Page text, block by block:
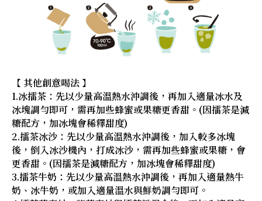
【 其他創意喝法 】
1.冰擂茶：先以少量高溫熱水沖調後，再加入適量冰水及
冰塊調勻即可，需再加些蜂蜜或果糖更香甜。(因擂茶是減
糖配方，加冰塊會稀釋甜度)
2.擂茶冰沙：先以少量高溫熱水沖調後，加入較多冰塊
後，倒入冰沙機內，打成冰沙，需再加些蜂蜜或果糖，會
更香甜。(因擂茶是減糖配方，加冰塊會稀釋甜度)
3.擂茶牛奶：先以少量高溫熱水沖調後，再加入適量熱牛
奶、冰牛奶，或加入適量溫水與鮮奶調勻即可。